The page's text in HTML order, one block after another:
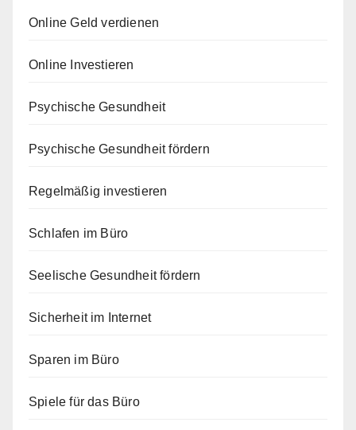
Online Geld verdienen
Online Investieren
Psychische Gesundheit
Psychische Gesundheit fördern
Regelmäßig investieren
Schlafen im Büro
Seelische Gesundheit fördern
Sicherheit im Internet
Sparen im Büro
Spiele für das Büro